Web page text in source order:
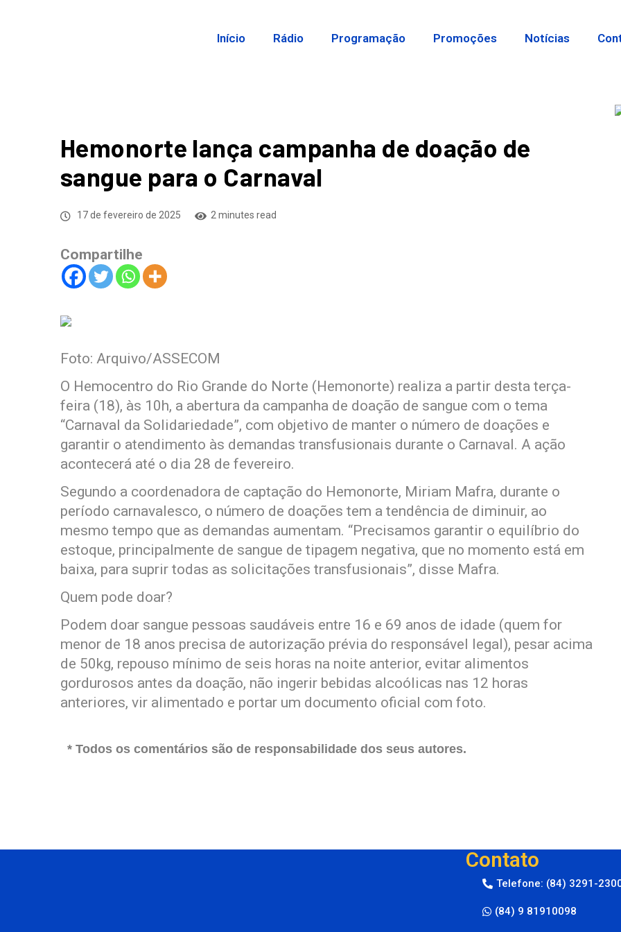
Início Rádio Programação Promoções Notícias
Hemonorte lança campanha de doação de
sangue para o Carnaval
17 de fevereiro de 2025 2 minutes read
Compartilhe
Foto: Arquivo/ASSECOM
O Hemocentro do Rio Grande do Norte (Hemonorte) realiza a partir desta terça-
feira (18), às 10h, a abertura da campanha de doação de sangue com o tema
“Carnaval da Solidariedade”, com objetivo de manter o número de doações e
garantir o atendimento às demandas transfusionais durante o Carnaval. A ação
acontecerá até o dia 28 de fevereiro.
Segundo a coordenadora de captação do Hemonorte, Miriam Mafra, durante o
período carnavalesco, o número de doações tem a tendência de diminuir, ao
mesmo tempo que as demandas aumentam. “Precisamos garantir o equilíbrio do
estoque, principalmente de sangue de tipagem negativa, que no momento está em
baixa, para suprir todas as solicitações transfusionais”, disse Mafra.
Quem pode doar?
Podem doar sangue pessoas saudáveis entre 16 e 69 anos de idade (quem for
menor de 18 anos precisa de autorização prévia do responsável legal), pesar acima
de 50kg, repouso mínimo de seis horas na noite anterior, evitar alimentos
gordurosos antes da doação, não ingerir bebidas alcoólicas nas 12 horas
anteriores, vir alimentado e portar um documento oficial com foto.
* Todos os comentários são de responsabilidade dos seus autores.
Contato
Telefone: (84) 3291-
(84) 9 81910098